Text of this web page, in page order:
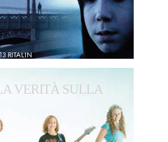
13 RITALIN
VERITÀ SULLA